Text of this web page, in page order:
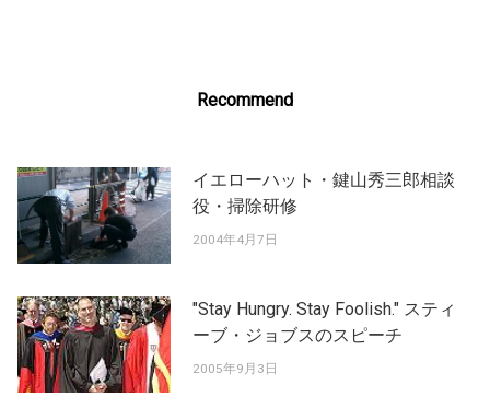
Recommend
イエローハット・鍵山秀三郎相談
役・掃除研修
2004年4月7日
"Stay Hungry. Stay Foolish." スティ
ーブ・ジョブスのスピーチ
2005年9月3日